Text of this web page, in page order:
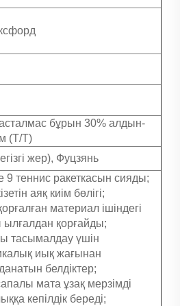
бұрын 30% алдын-
(Т/Т)
жер), Фуцзянь
9 теннис ракеткасын сияды;
аяқ киім бөлігі;
материал ішіндегі
ылғалдан қорғайды;
тасымалдау үшін
иық жағынан
белдіктер;
мата ұзақ мерзімді
кепілдік береді;